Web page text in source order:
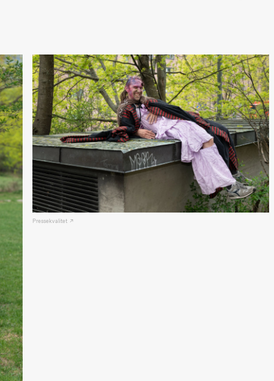
crypt_ –
Animeopera
av Yuri
Umemoto
Store scene
(Black Box
teater)
Fredag 18. september
20.00
Pinquins &
Kjersti Alm
Eriksen
Hi sida
Store scene
(Black Box
teater)
Lørdag 19. september
18.00
Fredag 25. september
19.00
Pressekvalitet